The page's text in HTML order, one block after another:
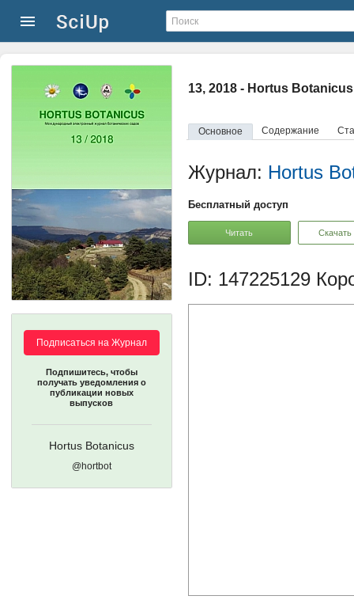
13, 2018 - Hortus Botanicus
Основное Содержание
Подписаться на Журнал
Подпишитесь, чтобы
получать уведомления о
публикации новых
выпусков
Hortus Botanicus
@hortbot
Журнал: Hortus
Бесплатный доступ
Читать Скачать
ID: 147225129